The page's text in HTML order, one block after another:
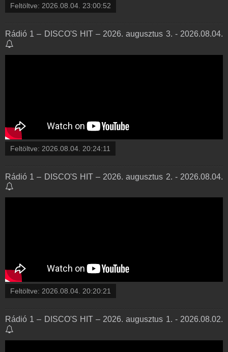
Feltöltve: 2026.08.04. 23:00:52
Rádió 1 – DISCO'S HIT – 2026. augusztus 3. - 2026.08.04.
Feltöltve: 2026.08.04. 20:24:11
Rádió 1 – DISCO'S HIT – 2026. augusztus 2. - 2026.08.04.
Feltöltve: 2026.08.04. 20:20:21
Rádió 1 – DISCO'S HIT – 2026. augusztus 1. - 2026.08.02.